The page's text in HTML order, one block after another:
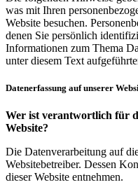
was mit Ihren
Website besuchen.
denen Sie persönlich
Informationen zum Thema
unter diesem Text
Datenerfassung auf unserer
Wer ist verantwortlich für
Website?
Die Datenverarbeitung auf
Websitebetreiber. Dessen
dieser Website entnehmen.